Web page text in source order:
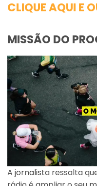
CLIQUE AQUI E
MISSÃO DO
A jornalista ressalta